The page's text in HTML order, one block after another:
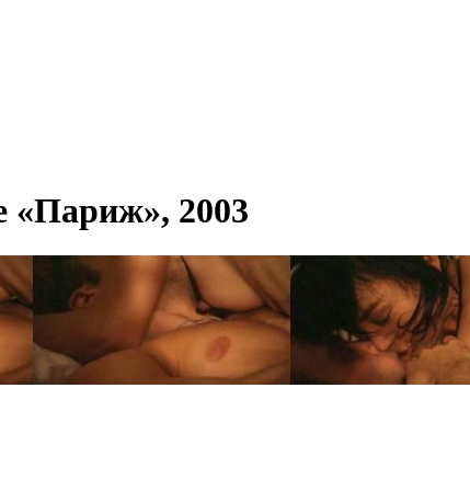
«Париж», 2003